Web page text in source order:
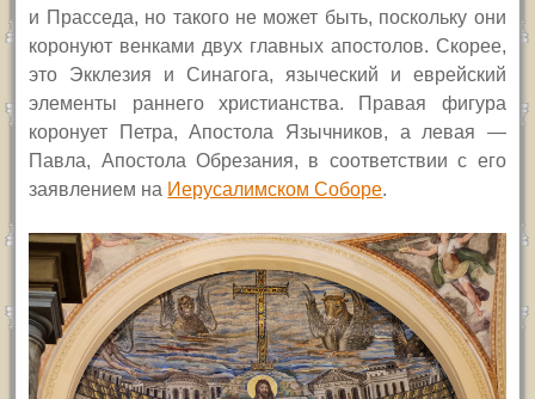
и Прасседа, но такого не может быть, поскольку они
коронуют венками двух главных апостолов. Скорее,
это Экклезия и Синагога, языческий и еврейский
элементы раннего христианства. Правая фигура
коронует Петра, Апостола Язычников, а левая —
Павла, Апостола Обрезания, в соответствии с его
заявлением на Иерусалимском Соборе.